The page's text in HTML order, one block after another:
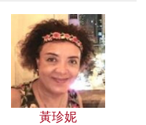
黃珍妮